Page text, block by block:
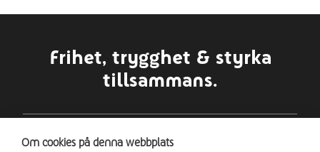
Frihet, trygghet & styrka
tillsammans.
IT & SOLUTIONS
Om cookies på denna webbplats